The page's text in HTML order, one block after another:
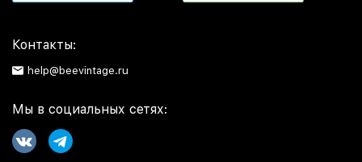
Контакты:
help@beevintage.ru
Мы в социальных сетях: